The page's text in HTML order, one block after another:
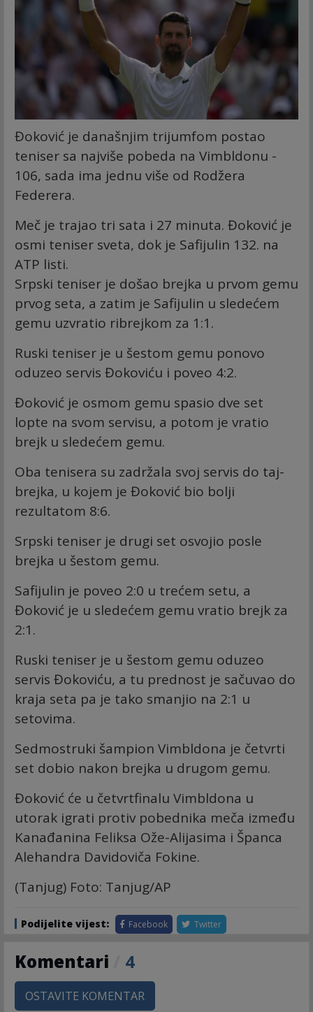
Đoković je današnjim trijumfom postao
teniser sa najviše pobeda na Vimbldonu -
106, sada ima jednu više od Rodžera
Federera.
Meč je trajao tri sata i 27 minuta. Đoković je
osmi teniser sveta, dok je Safijulin 132. na
ATP listi.
Srpski teniser je došao brejka u prvom gemu
prvog seta, a zatim je Safijulin u sledećem
gemu uzvratio ribrejkom za 1:1.
Ruski teniser je u šestom gemu ponovo
oduzeo servis Đokoviću i poveo 4:2.
Đoković je osmom gemu spasio dve set
lopte na svom servisu, a potom je vratio
brejk u sledećem gemu.
Oba tenisera su zadržala svoj servis do taj-
brejka, u kojem je Đoković bio bolji
rezultatom 8:6.
Srpski teniser je drugi set osvojio posle
brejka u šestom gemu.
Safijulin je poveo 2:0 u trećem setu, a
Đoković je u sledećem gemu vratio brejk za
2:1.
Ruski teniser je u šestom gemu oduzeo
servis Đokoviću, a tu prednost je sačuvao do
kraja seta pa je tako smanjio na 2:1 u
setovima.
Sedmostruki šampion Vimbldona je četvrti
set dobio nakon brejka u drugom gemu.
Đoković će u četvrtfinalu Vimbldona u
utorak igrati protiv pobednika meča između
Kanađanina Feliksa Ože-Alijasima i Španca
Alehandra Davidoviča Fokine.
(Tanjug) Foto: Tanjug/AP
Podijelite vijest: Facebook Twitter
Komentari 4
OSTAVITE KOMENTAR